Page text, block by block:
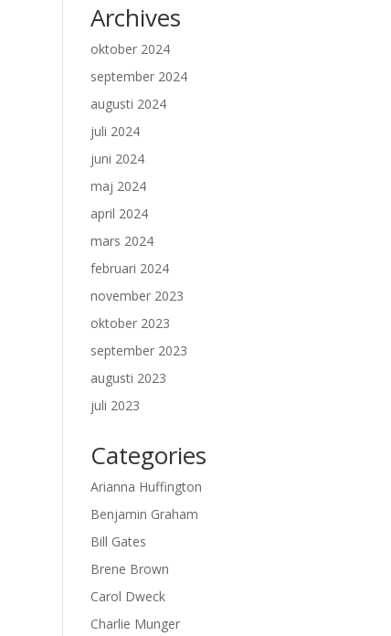
Archives
oktober 2024
september 2024
augusti 2024
juli 2024
juni 2024
maj 2024
april 2024
mars 2024
februari 2024
november 2023
oktober 2023
september 2023
augusti 2023
juli 2023
Categories
Arianna Huffington
Benjamin Graham
Bill Gates
Brene Brown
Carol Dweck
Charlie Munger